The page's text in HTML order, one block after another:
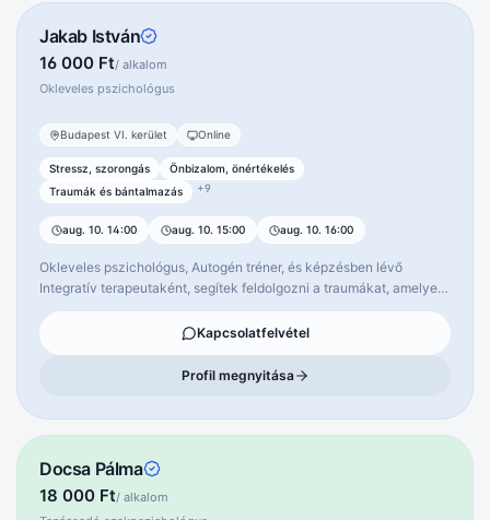
Jakab István
16 000 Ft/ alkalom
Okleveles pszichológus
Szabad időpont
Budapest VI. kerület Online
Stressz, szorongás
Önbizalom, önértékelés
Traumák és bántalmazás
+9
aug. 10. 14:00 aug. 10. 15:00 aug. 10. 16:00
Okleveles pszichológus, Autogén tréner, és képzésben lévő
Integratív terapeutaként, segítek feldolgozni a traumákat, amelyek
a múltban, vagy akár a jelen időszakban keletkeztek. Az
önismereti folyamat, az egyik talán legfontosabb és legértékesebb
dolog, amit önmagunkért és a környezetünkért tehetünk. Sok éves
önismereti munka áll mögöttem, és törekszem arra, hogy ezt
boldogabb életért. Várlak szeretettel, erre az izgalmas utazásra,
szorongás, gyermekkor feldolgozás, traumafeldolgozás,
önértékelés / Önszeretet / Önelfogadás. Okleveles pszichológus,
Autogén trénerként, és Integratív terapeutaként, segítek
Kapcsolatfelvétel
Profil megnyitása
Docsa Pálma
18 000 Ft/ alkalom